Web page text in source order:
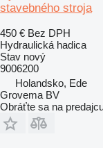
stavebného stroja
450 € Bez DPH
Hydraulická hadica
Stav nový
9006200
Holandsko, Ede
Grovema BV
Obráťte sa na